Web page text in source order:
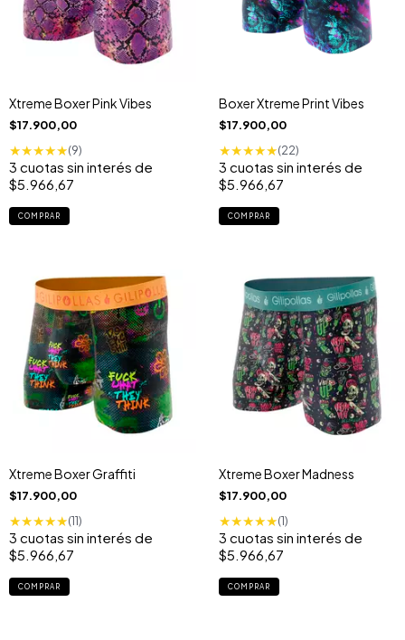
Xtreme Boxer Pink Vibes
$17.900,00
★★★★★(9)
3 cuotas sin interés de
$5.966,67
COMPRAR
Boxer Xtreme Print Vibes
$17.900,00
★★★★★(22)
3 cuotas sin interés de
$5.966,67
COMPRAR
Xtreme Boxer Graffiti
$17.900,00
★★★★★(11)
3 cuotas sin interés de
$5.966,67
COMPRAR
Xtreme Boxer Madness
$17.900,00
★★★★★(1)
3 cuotas sin interés de
$5.966,67
COMPRAR